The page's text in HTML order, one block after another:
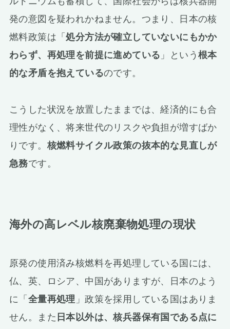
発の意図を疑われかねません。つまり、日本の核
燃料政策は「処分方法が確立していないにもかか
わらず、再処理を前提に進めている 」という 根本
的な矛盾を抱えているのです。
こうした状況を放置したままでは、経済的にも合
理性がなく、将来世代のリスクや負担が増すばか
りです。 核燃料サイクル政策の抜本的な見直しが
急務です。
海外の高レベル核廃棄物処理の現状
原発の使用済み核燃料を再処理している国には、
仏、英、ロシア、中国がありますが、日本のよう
に「 全量再処理 」政策を採用している国はありま
せん。また 日本以外は、核兵器保有国である点に